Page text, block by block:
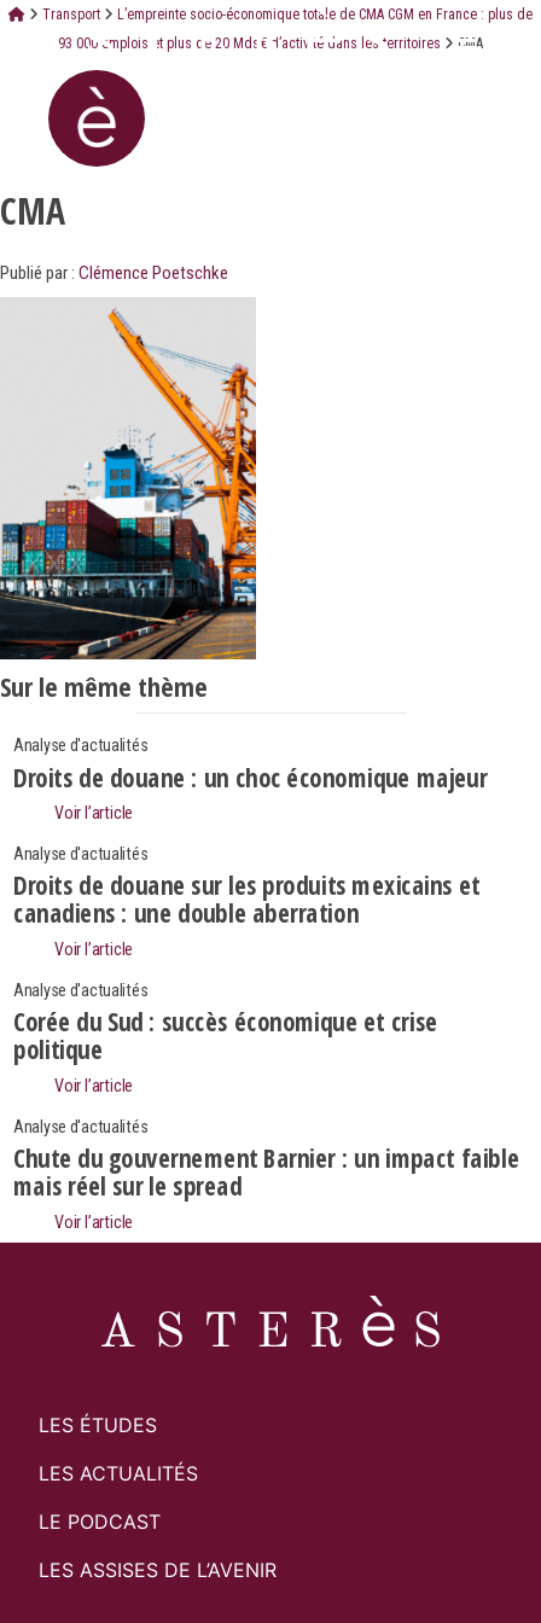
Transport
L’empreinte socio-économique totale de CMA CGM en France : plus de
93 000 emplois et plus de 20 Mds€ d’activité dans les territoires
CMA
CMA
Publié par : Clémence Poetschke
Sur le même thème
Analyse d'actualités
Droits de douane : un choc économique majeur
Voir l’article
Analyse d'actualités
Droits de douane sur les produits mexicains et
canadiens : une double aberration
Voir l’article
Analyse d'actualités
Corée du Sud : succès économique et crise
politique
Voir l’article
Analyse d'actualités
Chute du gouvernement Barnier : un impact faible
mais réel sur le spread
Voir l’article
LES ÉTUDES
LES ACTUALITÉS
LE PODCAST
LES ASSISES DE L’AVENIR
Search